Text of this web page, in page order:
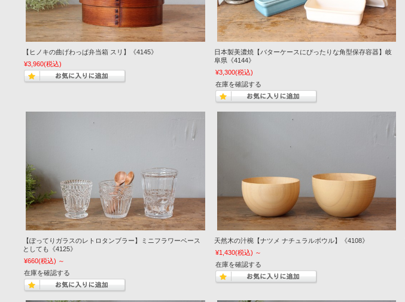
【ヒノキの曲げわっぱ弁当箱 スリ】《4145》
¥3,960(税込)
日本製美濃焼【バターケースにぴったりな角型保存容器】岐
阜県《4144》
¥3,300(税込)
在庫を確認する
【ぽってりガラスのレトロタンブラー】ミニフラワーベース
としても《4125》
¥660(税込) ～
在庫を確認する
天然木の汁椀【ナツメ ナチュラルボウル】《4108》
¥1,430(税込) ～
在庫を確認する